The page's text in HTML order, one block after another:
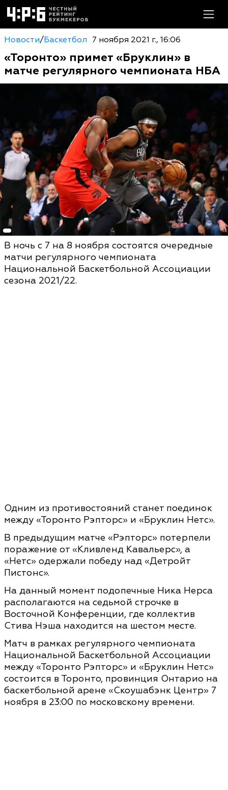
Новости/Баскетбол 7 ноября 2021 г., 16:06
«Торонто» примет «Бруклин» в
матче регулярного чемпионата НБА
В ночь с 7 на 8 ноября состоятся очередные
матчи регулярного чемпионата
Национальной Баскетбольной Ассоциации
сезона 2021/22.
Одним из противостояний станет поединок
между «Торонто Рэпторс» и «Бруклин Нетс».
В предыдущим матче «Рэпторс» потерпели
поражение от «Кливленд Кавальерс», а
«Нетс» одержали победу над «Детройт
Пистонс».
На данный момент подопечные Ника Нерса
располагаются на седьмой строчке в
Восточной Конференции, где коллектив
Стива Нэша находится на шестом месте.
Матч в рамках регулярного чемпионата
Национальной Баскетбольной Ассоциации
между «Торонто Рэпторс» и «Бруклин Нетс»
состоится в Торонто, провинция Онтарио на
баскетбольной арене «Скоушабэнк Центр» 7
ноября в 23:00 по московскому времени.